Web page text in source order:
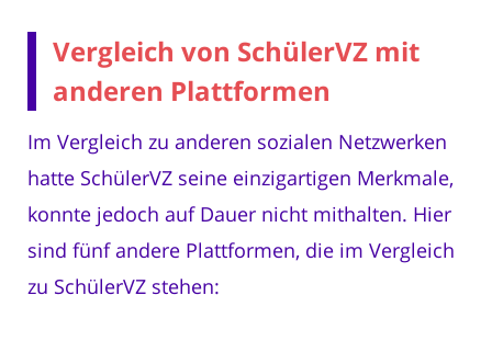
Vergleich von SchülerVZ mit
anderen Plattformen
Im Vergleich zu anderen sozialen Netzwerken
hatte SchülerVZ seine einzigartigen Merkmale,
konnte jedoch auf Dauer nicht mithalten. Hier
sind fünf andere Plattformen, die im Vergleich
zu SchülerVZ stehen: